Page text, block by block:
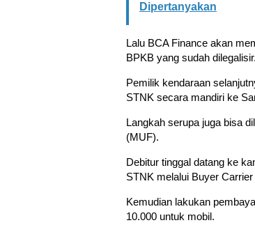
Dipertanyakan
Lalu BCA Finance akan
BPKB yang sudah dilegalisir.
Pemilik kendaraan
STNK secara mandiri ke
Langkah serupa juga bisa
(MUF).
Debitur tinggal datang ke
STNK melalui Buyer
Kemudian lakukan
10.000 untuk mobil.